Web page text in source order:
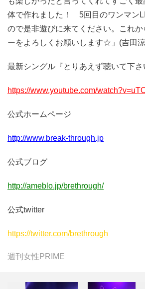
体で作れました！ 5回目のワンマン
ので是非遊びに来てください。これ
ーをよろしくお願いします☆」(吉田
最新シングル『とりあえず聴いて下
https://www.youtube.com/
公式ホームページ
http://www.break-through.jp
公式ブログ
http://ameblo.jp/brethrough/
公式twitter
https://twitter.com/brethrough
週刊女性PRIME